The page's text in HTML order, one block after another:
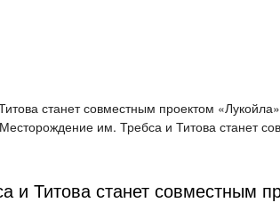
станет совместным проектом
Месторождение им. Требса и Титова станет
и Титова станет совместным